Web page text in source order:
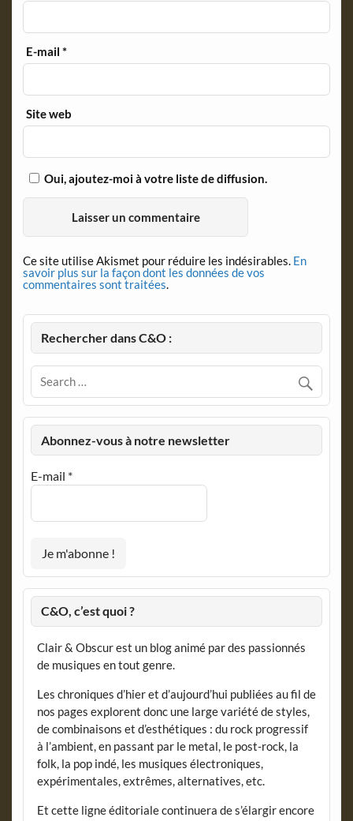
E-mail*
Site web
Oui, ajoutez-moi à votre liste de diffusion.
Ce site utilise Akismet pour réduire les indésirables. En
savoir plus sur la façon dont les données de vos
commentaires sont traitées.
Rechercher dans C&O :
Abonnez-vous à notre newsletter
E-mail *
C&O, c’est quoi ?
Clair & Obscur est un blog animé par des passionnés
de musiques en tout genre.
Les chroniques d’hier et d’aujourd’hui publiées au fil de
nos pages explorent donc une large variété de styles,
de combinaisons et d’esthétiques : du rock progressif
à l’ambient, en passant par le metal, le post-rock, la
folk, la pop indé, les musiques électroniques,
expérimentales, extrêmes, alternatives, etc.
Et cette ligne éditoriale continuera de s’élargir encore